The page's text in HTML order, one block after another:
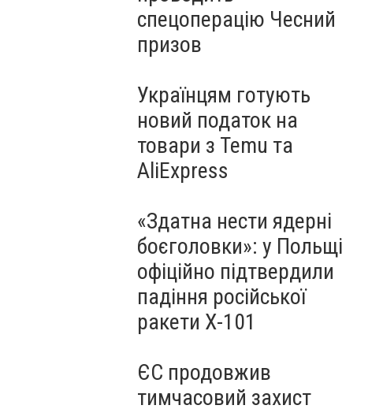
спецоперацію Чесний
призов
Українцям готують
новий податок на
товари з Temu та
AliExpress
«Здатна нести ядерні
боєголовки»: у Польщі
офіційно підтвердили
падіння російської
ракети Х-101
ЄС продовжив
тимчасовий захист